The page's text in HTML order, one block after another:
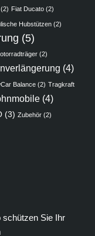
(2) Fiat Ducato (2)
Hubstützen (2)
(5)
(2)
(4)
Balance (2) Tragkraft
(4)
(3) Zubehör (2)
Sie Ihr